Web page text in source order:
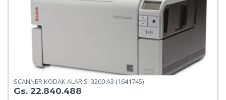
SCANNER KODAK ALARIS I3200 A3 (1641745)
Gs. 22.840.488